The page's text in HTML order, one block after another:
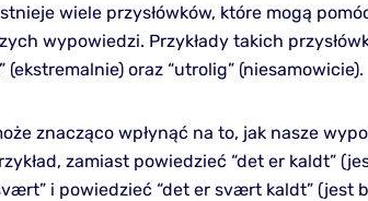
wiele przysłówków, które mogą
wypowiedzi. Przykłady takich
(ekstremalnie) oraz “utrolig” (niesamowicie).
znacząco wpłynąć na to, jak nasze
zamiast powiedzieć “det er kaldt”
i powiedzieć “det er svært kaldt” (jest